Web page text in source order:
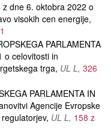
z dne 6. oktobra 2022 o
visokih cen energije
PARLAMENTA
o celovitosti in
trga UL L 326
PARLAMENTA IN
Agencije Evropske
UL L 158 z